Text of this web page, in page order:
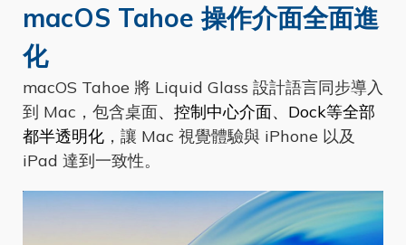
macOS Tahoe 操作介面全面進
化
macOS Tahoe 將 Liquid Glass 設計語言同步導入
到 Mac，包含桌面、控制中心介面、Dock等全部
都半透明化 ，讓 Mac 視覺體驗與 iPhone 以及
iPad 達到一致性。